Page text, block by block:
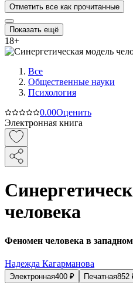
Отметить все как прочитанные
Показать ещё
18+
Все
Общественные науки
Психология
0.00Оценить
Электронная книга
человека
Феномен человека в
Надежда Кагарманова
Электронная400 ₽ Печатная852